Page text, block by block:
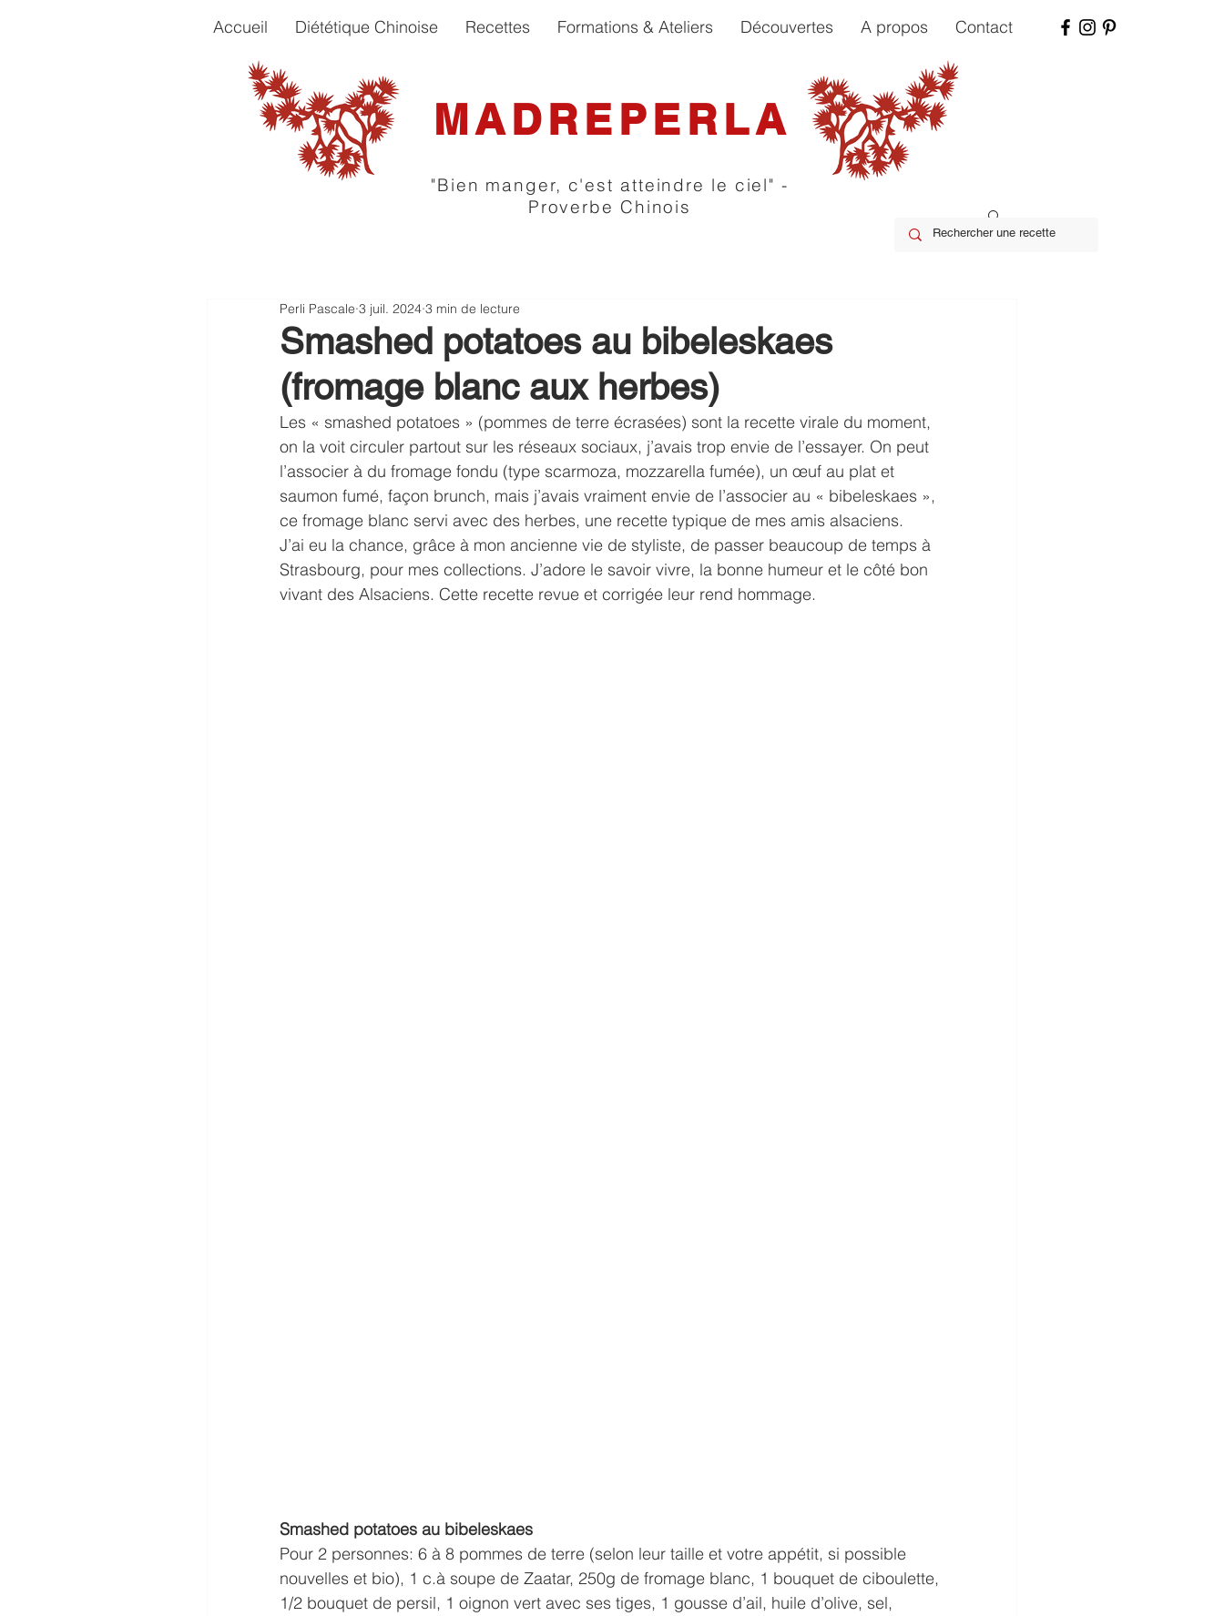
Accueil Diététique Chinoise Recettes Formations & Ateliers Découvertes A propos Contact
MADREPERLA
"Bien manger, c'est atteindre le ciel" -
Proverbe Chinois
Smashed potatoes au bibeleskaes
(fromage blanc aux herbes)
Perli Pascale 3 juil. 2024 3 min de lecture
Les « smashed potatoes » (pommes de terre écrasées) sont la recette virale du moment,
on la voit circuler partout sur les réseaux sociaux, j’avais trop envie de l’essayer. On peut
l’associer à du fromage fondu (type scarmoza, mozzarella fumée), un œuf au plat et
saumon fumé, façon brunch, mais j’avais vraiment envie de l’associer au « bibeleskaes »,
ce fromage blanc servi avec des herbes, une recette typique de mes amis alsaciens.
J’ai eu la chance, grâce à mon ancienne vie de styliste, de passer beaucoup de temps à
Strasbourg, pour mes collections. J’adore le savoir vivre, la bonne humeur et le côté bon
vivant des Alsaciens. Cette recette revue et corrigée leur rend hommage.
Smashed potatoes au bibeleskaes
Pour 2 personnes: 6 à 8 pommes de terre (selon leur taille et votre appétit, si possible
nouvelles et bio), 1 c.à soupe de Zaatar, 250g de fromage blanc, 1 bouquet de ciboulette,
1/2 bouquet de persil, 1 oignon vert avec ses tiges, 1 gousse d’ail, huile d’olive, sel,